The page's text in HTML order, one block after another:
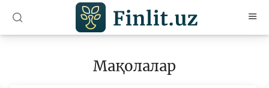
Мақолалар